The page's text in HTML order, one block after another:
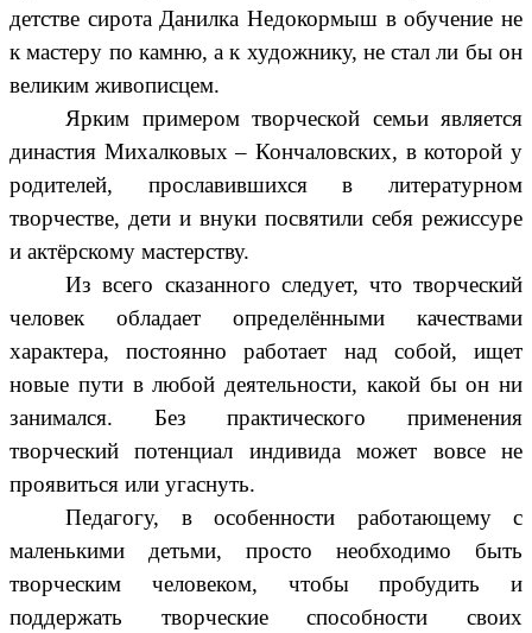
детстве сирота Данилка Недокормыш в обучение не
к мастеру по камню, а к художнику, не стал ли бы он
великим живописцем.
Ярким примером творческой семьи является
династия Михалковых – Кончаловских, в которой у
родителей, прославившихся в литературном
творчестве, дети и внуки посвятили себя режиссуре
и актёрскому мастерству.
Из всего сказанного следует, что творческий
человек обладает определёнными качествами
характера, постоянно работает над собой, ищет
новые пути в любой деятельности, какой бы он ни
занимался. Без практического применения
творческий потенциал индивида может вовсе не
проявиться или угаснуть.
Педагогу, в особенности работающему с
маленькими детьми, просто необходимо быть
творческим человеком, чтобы пробудить и
поддержать творческие способности своих